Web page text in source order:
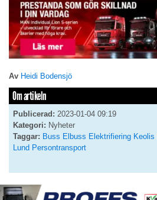
Av Heidi Bodensjö
Om artikeln
Publicerad: 2023-01-04 09:19
Kategori: Nyheter
Taggar: Buss Elbuss Elektrifiering Keolis
Lund Persontransport